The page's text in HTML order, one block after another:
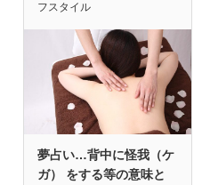
フスタイル
夢占い…背中に怪我（ケ
ガ） をする等の意味と